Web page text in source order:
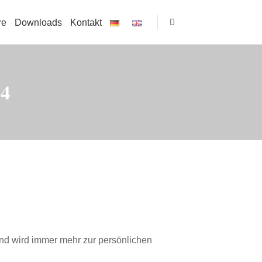
Downloads Kontakt
wird immer mehr zur persönlichen